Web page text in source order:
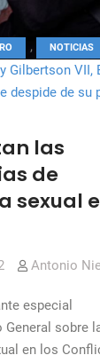
Gilbertson VII,
despide de su
con su
, NOTICIAS
las
de
sexual
Antonio
especial
General sobre
en los